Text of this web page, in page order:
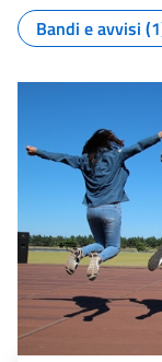
Bandi e avvisi